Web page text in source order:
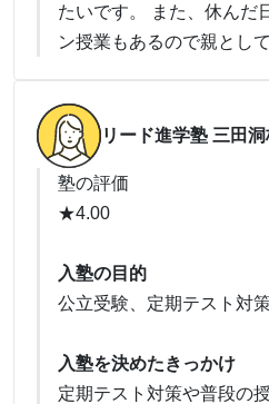
たいです。 また、休んだ
ン授業もあるので親とし
リード進学塾 三田洞
塾の評価
★4.00
入塾の目的
公立受験、定期テスト対
入塾を決めたきっかけ
定期テスト対策や普段の